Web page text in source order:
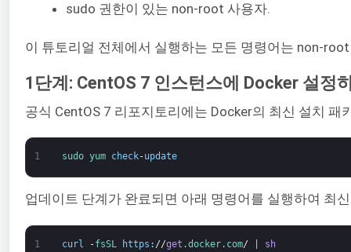
sudo 권한이 있는 non-root 사용자.
이 튜토리얼 전체에서 실행하는 모든 명령어는 non-
1단계: CentOS 7 인스턴스에 Docker 설정
공식 CentOS 7 리포지토리에는 Docker의 최신 설치
1 sudo yum check-update
업데이트 단계가 완료되면 아래 명령어를 실행하여 최
1 curl -fsSL https : //get .docker.com/ sh